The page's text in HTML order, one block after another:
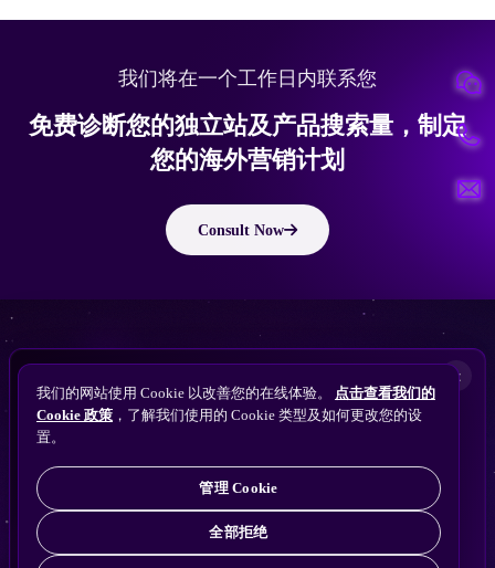
我们将在一个工作日内联系您
免费诊断您的独立站及产品搜索量，制定
您的海外营销计划
Consult Now
版权所有 © 2010 ~ 2026 隽永东方/EastDigi--专注企业海外业务增长
备案号：苏ICP备14005285号-11
我们的网站使用 Cookie 以改善您的在线体验。 点击查看我们的
Cookie 政策 ，了解我们使用的 Cookie 类型及如何更改您的设
置。
管理 Cookie
全部拒绝
×
Perplexity
Gemini
ChatGPT
搜索找到您的独立站？
免费获取隽永东方 SEO / AEO / GEO 独立站可见